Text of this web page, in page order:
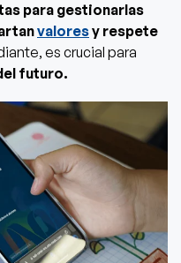
para gestionarlas
valoresy respete
es crucial para
futuro.